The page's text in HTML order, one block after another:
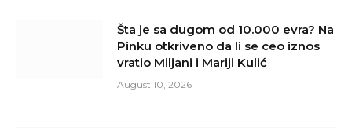
Šta je sa dugom od 10.000 evra? Na
Pinku otkriveno da li se ceo iznos
vratio Miljani i Mariji Kulić
August 10, 2026